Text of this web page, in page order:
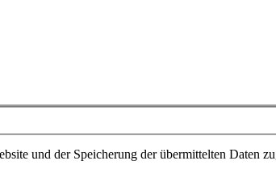
und der Speicherung der übermittelten Daten